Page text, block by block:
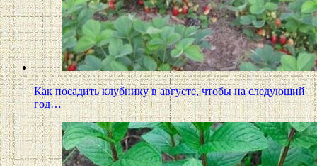
Как посадить клубнику в августе, чтобы на следующий
год…